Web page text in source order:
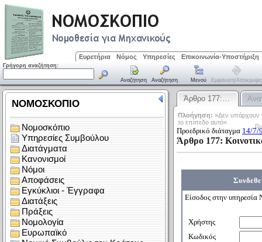
Ευρετήρια Νόμος Υπηρεσίες Επικοινωνία-Υποστήριξη
Γρήγορη αναζήτηση:
Αναζήτηση Αναζήτηση Μενού Εμφάνιση/απόκρυψη
Άρθρο 177:…